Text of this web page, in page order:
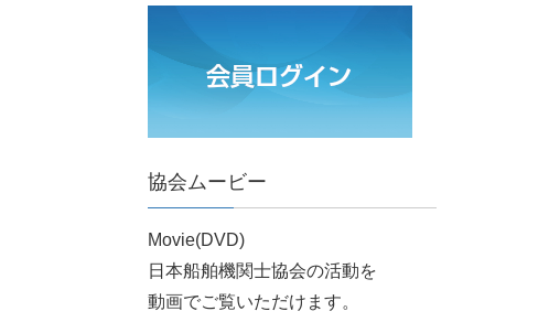
協会ムービー
Movie(DVD)
日本船舶機関士協会の活動を
動画でご覧いただけます。